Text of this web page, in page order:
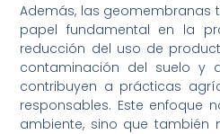
Además, las geomembranas
papel fundamental en la
reducción del uso de
contaminación del suelo y
contribuyen a prácticas
responsables. Este enfoque
ambiente, sino que también